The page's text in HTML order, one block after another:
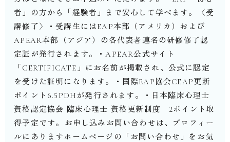
者」の方から「経験者」まで安心して学べます。⁡〈受
講修了〉・受講生にはEAP本部（アメリカ）および
APEAR本部（アジア）の各代表者連名の研修修了認
定証が発行されます。・APEAR公式サイト
「CERTIFICATE」にお名前が掲載され、公式に認定
を受けた証明になります。・国際EAP協会CEAP更新
ポイント6.5PDHが発行されます。・日本臨床心理士
資格認定協会 臨床心理士 資格更新制度 2ポイント取
得予定です。⁡お申し込みお問い合わせは、プロフィー
ルにありますホームページの「お問い合わせ」をお気